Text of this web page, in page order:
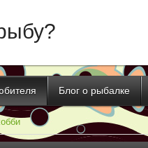
Блог о рыбалке